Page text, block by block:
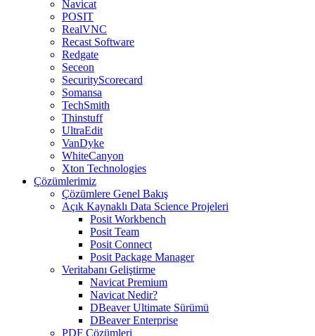
Navicat
POSIT
RealVNC
Recast Software
Redgate
Seceon
SecurityScorecard
Somansa
TechSmith
Thinstuff
UltraEdit
VanDyke
WhiteCanyon
Xton Technologies
Çözümlerimiz
Çözümlere Genel Bakış
Açık Kaynaklı Data Science Projeleri
Posit Workbench
Posit Team
Posit Connect
Posit Package Manager
Veritabanı Geliştirme
Navicat Premium
Navicat Nedir?
DBeaver Ultimate Sürümü
DBeaver Enterprise
PDF Çözümleri